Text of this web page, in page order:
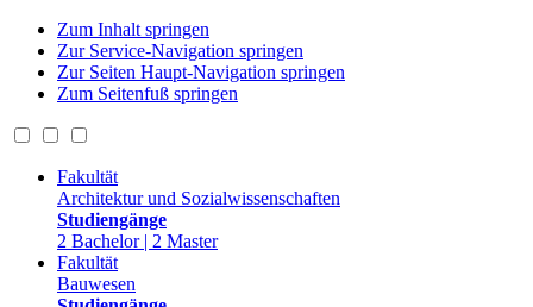
Zum Inhalt springen
Zur Service-Navigation springen
Zur Seiten Haupt-Navigation springen
Zum Seitenfuß springen
Fakultät
Architektur und Sozialwissenschaften
Studiengänge
2 Bachelor | 2 Master
Fakultät
Bauwesen